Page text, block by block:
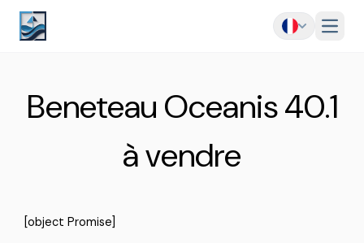
Menu
Beneteau Oceanis 40.1
à vendre
[object Promise]